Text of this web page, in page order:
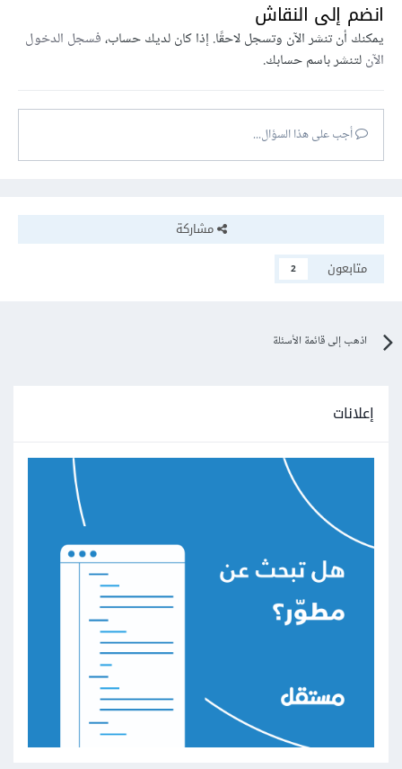
انضم إلى النقاش
يمكنك أن تنشر الآن وتسجل لاحقًا. إذا كان لديك حساب،فسجل الدخول
الآنلتنشر باسم حسابك.
أجب على هذا السؤال...
مشاركة
متابعون
2
اذهب إلى قائمة الأسئلة
إعلانات